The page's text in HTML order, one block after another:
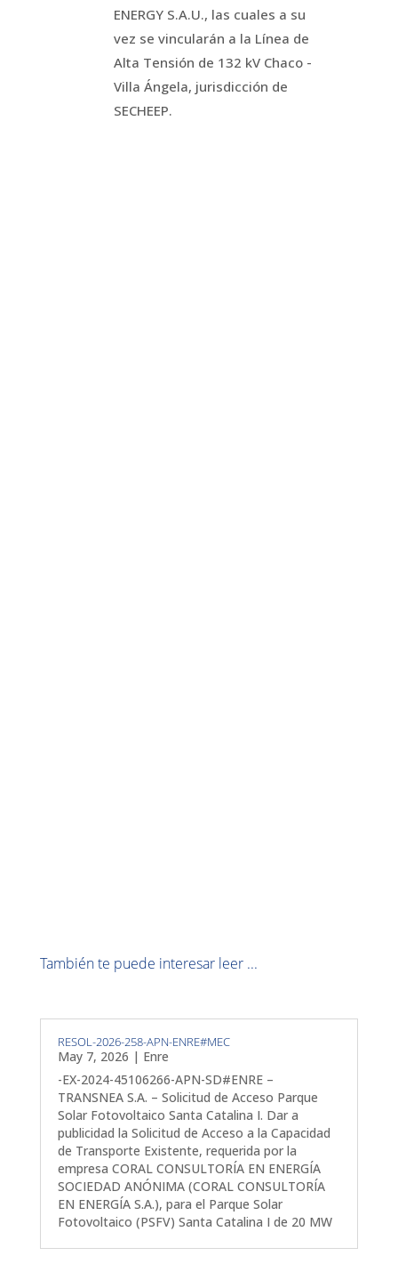
ENERGY S.A.U., las cuales a su
vez se vincularán a la Línea de
Alta Tensión de 132 kV Chaco -
Villa Ángela, jurisdicción de
SECHEEP.
También te puede interesar leer ...
RESOL-2026-258-APN-ENRE#MEC
May 7, 2026 | Enre
-EX-2024-45106266-APN-SD#ENRE –
TRANSNEA S.A. – Solicitud de Acceso Parque
Solar Fotovoltaico Santa Catalina I. Dar a
publicidad la Solicitud de Acceso a la Capacidad
de Transporte Existente, requerida por la
empresa CORAL CONSULTORÍA EN ENERGÍA
SOCIEDAD ANÓNIMA (CORAL CONSULTORÍA
EN ENERGÍA S.A.), para el Parque Solar
Fotovoltaico (PSFV) Santa Catalina I de 20 MW